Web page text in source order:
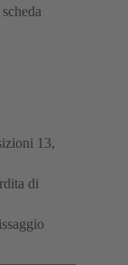
13,
di